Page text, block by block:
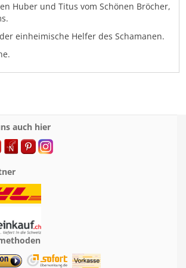
Huber und Titus vom Schönen Bröcher,
einheimische Helfer des Schamanen.
auch hier